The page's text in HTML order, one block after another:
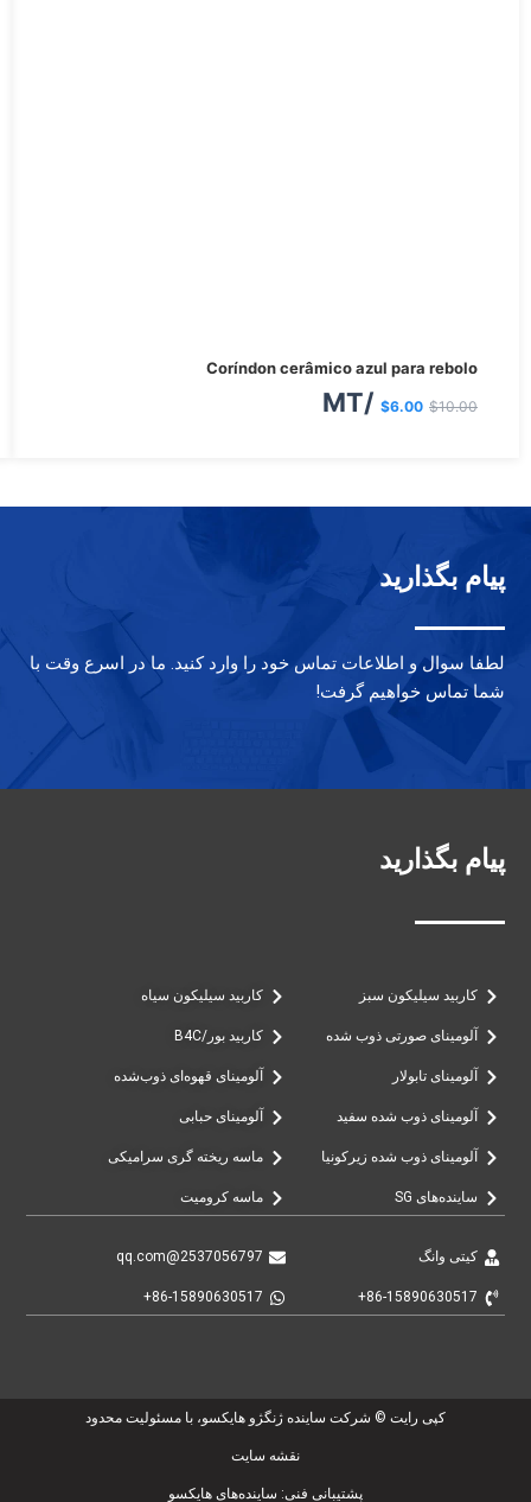
Coríndon cerâmico azul para rebolo
$10.00
preço
$6.00
preço
$6.00.
/MT
پیام بگذارید
لطفا سوال و اطلاعات تماس خود را وارد کنید. ما در اسرع وقت با
شما تماس خواهیم گرفت!
پیام بگذارید
کاربید سیلیکون سبز
آلومینای صورتی ذوب شده
آلومینای تابولار
آلومینای ذوب شده سفید
آلومینای ذوب شده زیرکونیا
ساینده‌های SG
کاربید سیلیکون سیاه
کاربید بور/B4C
آلومینای قهوه‌ای ذوب‌شده
آلومینای حبابی
ماسه ریخته گری سرامیکی
ماسه کرومیت
کیتی وانگ
‎+86-15890630517‎
2537056797@qq.com
‎+86-15890630517‎
کپی رایت © شرکت ساینده ژنگژو هایکسو، با مسئولیت محدود
نقشه سایت
پشتیبانی فنی: ساینده‌های هایکسو